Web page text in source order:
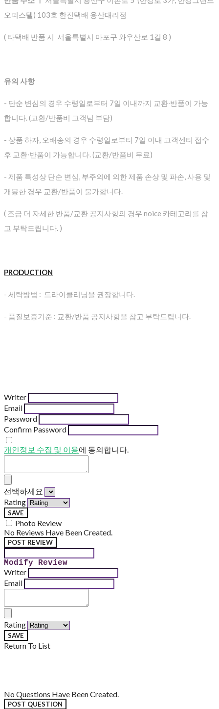
오피스텔) 103호 한진택배 용산대리점
( 타택배 반품 시 서울특별시 마포구 와우산로 1길 8 )
유의 사항
- 단순 변심의 경우 수령일로부터 7일 이내까지 교환∙반품이 가능
합니다. (교환/반품비 고객님 부담)
- 상품 하자, 오배송의 경우 수령일로부터 7일 이내 고객센터 접수
후 교환∙반품이 가능합니다. (교환/반품비 무료)
- 제품 특성상 단순 변심, 부주의에 의한 제품 손상 및 파손, 사용 및
개봉한 경우 교환/반품이 불가합니다.
( 조금 더 자세한 반품/교환 공지사항의 경우 noice 카테고리를 참
고 부탁드립니다. )
PRODUCTION
- 세탁방법 : 드라이클리닝을 권장합니다.
- 품질보증기준 : 교환/반품 공지사항을 참고 부탁드립니다.
Writer
Email
Password
Confirm Password
개인정보 수집 및 이용에 동의합니다.
선택하세요
Rating
SAVE
Photo Review
No Reviews Have Been Created.
POST REVIEW
Modify Review
Writer
Email
Rating
SAVE
Return To List
No Questions Have Been Created.
POST QUESTION